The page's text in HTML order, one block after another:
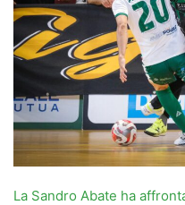
La Sandro Abate ha